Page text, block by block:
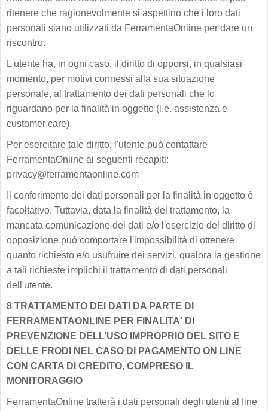
ritenere che ragionevolmente si aspettino che i loro dati
personali siano utilizzati da FerramentaOnline per dare un
riscontro.
L'utente ha, in ogni caso, il diritto di opporsi, in qualsiasi
momento, per motivi connessi alla sua situazione
personale, al trattamento dei dati personali che lo
riguardano per la finalità in oggetto (i.e. assistenza e
customer care).
Per esercitare tale diritto, l'utente può contattare
FerramentaOnline ai seguenti recapiti:
privacy@ferramentaonline.com
Il conferimento dei dati personali per la finalità in oggetto è
facoltativo. Tuttavia, data la finalità del trattamento, la
mancata comunicazione dei dati e/o l'esercizio del diritto di
opposizione può comportare l'impossibilità di ottenere
quanto richiesto e/o usufruire dei servizi, qualora la gestione
a tali richieste implichi il trattamento di dati personali
dell'utente.
8 TRATTAMENTO DEI DATI DA PARTE DI
FERRAMENTAONLINE PER FINALITA' DI
PREVENZIONE DELL’USO IMPROPRIO DEL SITO E
DELLE FRODI NEL CASO DI PAGAMENTO ON LINE
CON CARTA DI CREDITO, COMPRESO IL
MONITORAGGIO
FerramentaOnline tratterà i dati personali degli utenti al fine